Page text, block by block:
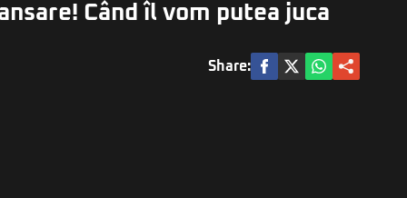
Când îl vom putea juca
Share: